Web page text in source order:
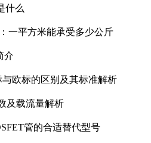
什么
一平方米能承受多少公斤
介
与欧标的区别及其标准解析
及载流量解析
管的合适替代型号